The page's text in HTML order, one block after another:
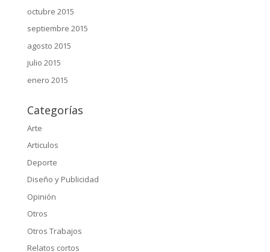
octubre 2015
septiembre 2015
agosto 2015
julio 2015
enero 2015
Categorías
Arte
Articulos
Deporte
Diseño y Publicidad
Opinión
Otros
Otros Trabajos
Relatos cortos